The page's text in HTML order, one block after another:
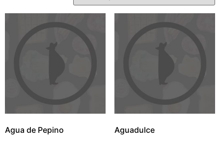
Agua de Pepino Aguadulce